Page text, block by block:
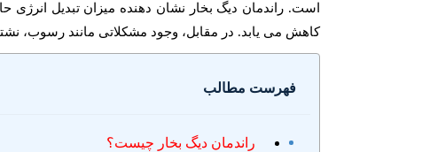
است. راندمان دیگ بخار نشان دهنده میزان تبدیل
کاهش می یابد. در مقابل، وجود مشکلاتی مانند رسوب،
فهرست مطالب
راندمان دیگ بخار چیست؟